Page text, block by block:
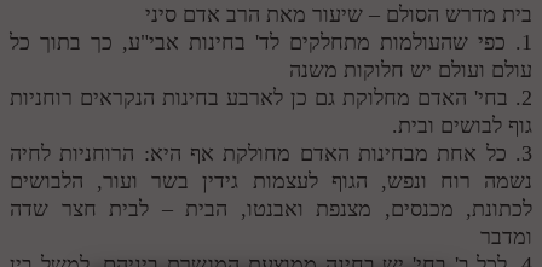
בית מדרש הסולם – שיעור מאת הרב אדם סיני
1. כפי שהעולמות מתחלקים לד' בחינות אבי"ע, כך בתוך כל
עולם ועולם יש חלוקות משנה
2. בחי' האדם מחלוקת גם כן לארבע בחינות הנקראים רוחניות
גוף לבושים ובית.
3. כל אחת מבחינות האדם מחולקת אף היא: הרוחניות לחיה
נשמה רוח ונפש, הגוף לעצמות גידין בשר ועור, הלבושים
לכתונת, מכנסים, מצנפת ואבנטו, הבית – לבית חצר שדה
ומדבר